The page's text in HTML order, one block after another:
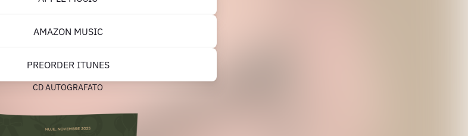
AMAZON MUSIC
PREORDER ITUNES
CD AUTOGRAFATO